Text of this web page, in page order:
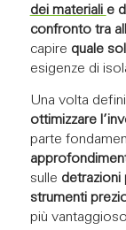
dei materiali e
confronto tra
capire quale
esigenze di
Una volta
ottimizzare
parte
sulle detrazioni
strumenti
più